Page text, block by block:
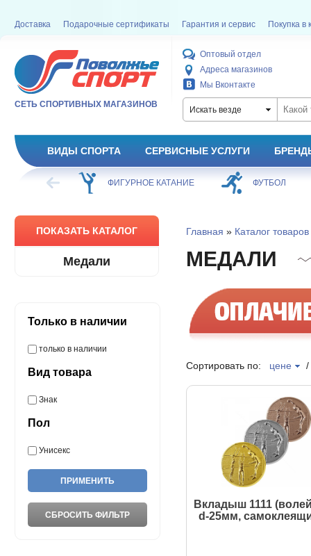
Доставка Подарочные сертификаты Гарантия и сервис Покупка в
СЕТЬ СПОРТИВНЫХ МАГАЗИНОВ
Оптовый отдел
Адреса магазинов
Мы Вконтакте
Искать везде
ВИДЫ СПОРТА СЕРВИСНЫЕ УСЛУГИ
КАТАНИЕ ФУТБОЛ БАСКЕТБОЛ
ПОКАЗАТЬ КАТАЛОГ
Медали
Только в наличии
только в наличии
Вид товара
Знак
Пол
Унисекс
Главная » Каталог товаров
МЕДАЛИ
Сортировать по: цене
Вкладыш 1111
d-25мм,